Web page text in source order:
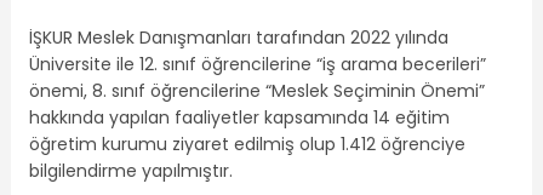
İŞKUR Meslek Danışmanları tarafından 2022 yılında
Üniversite ile 12. sınıf öğrencilerine “iş arama becerileri”
önemi, 8. sınıf öğrencilerine “Meslek Seçiminin Önemi”
hakkında yapılan faaliyetler kapsamında 14 eğitim
öğretim kurumu ziyaret edilmiş olup 1.412 öğrenciye
bilgilendirme yapılmıştır.